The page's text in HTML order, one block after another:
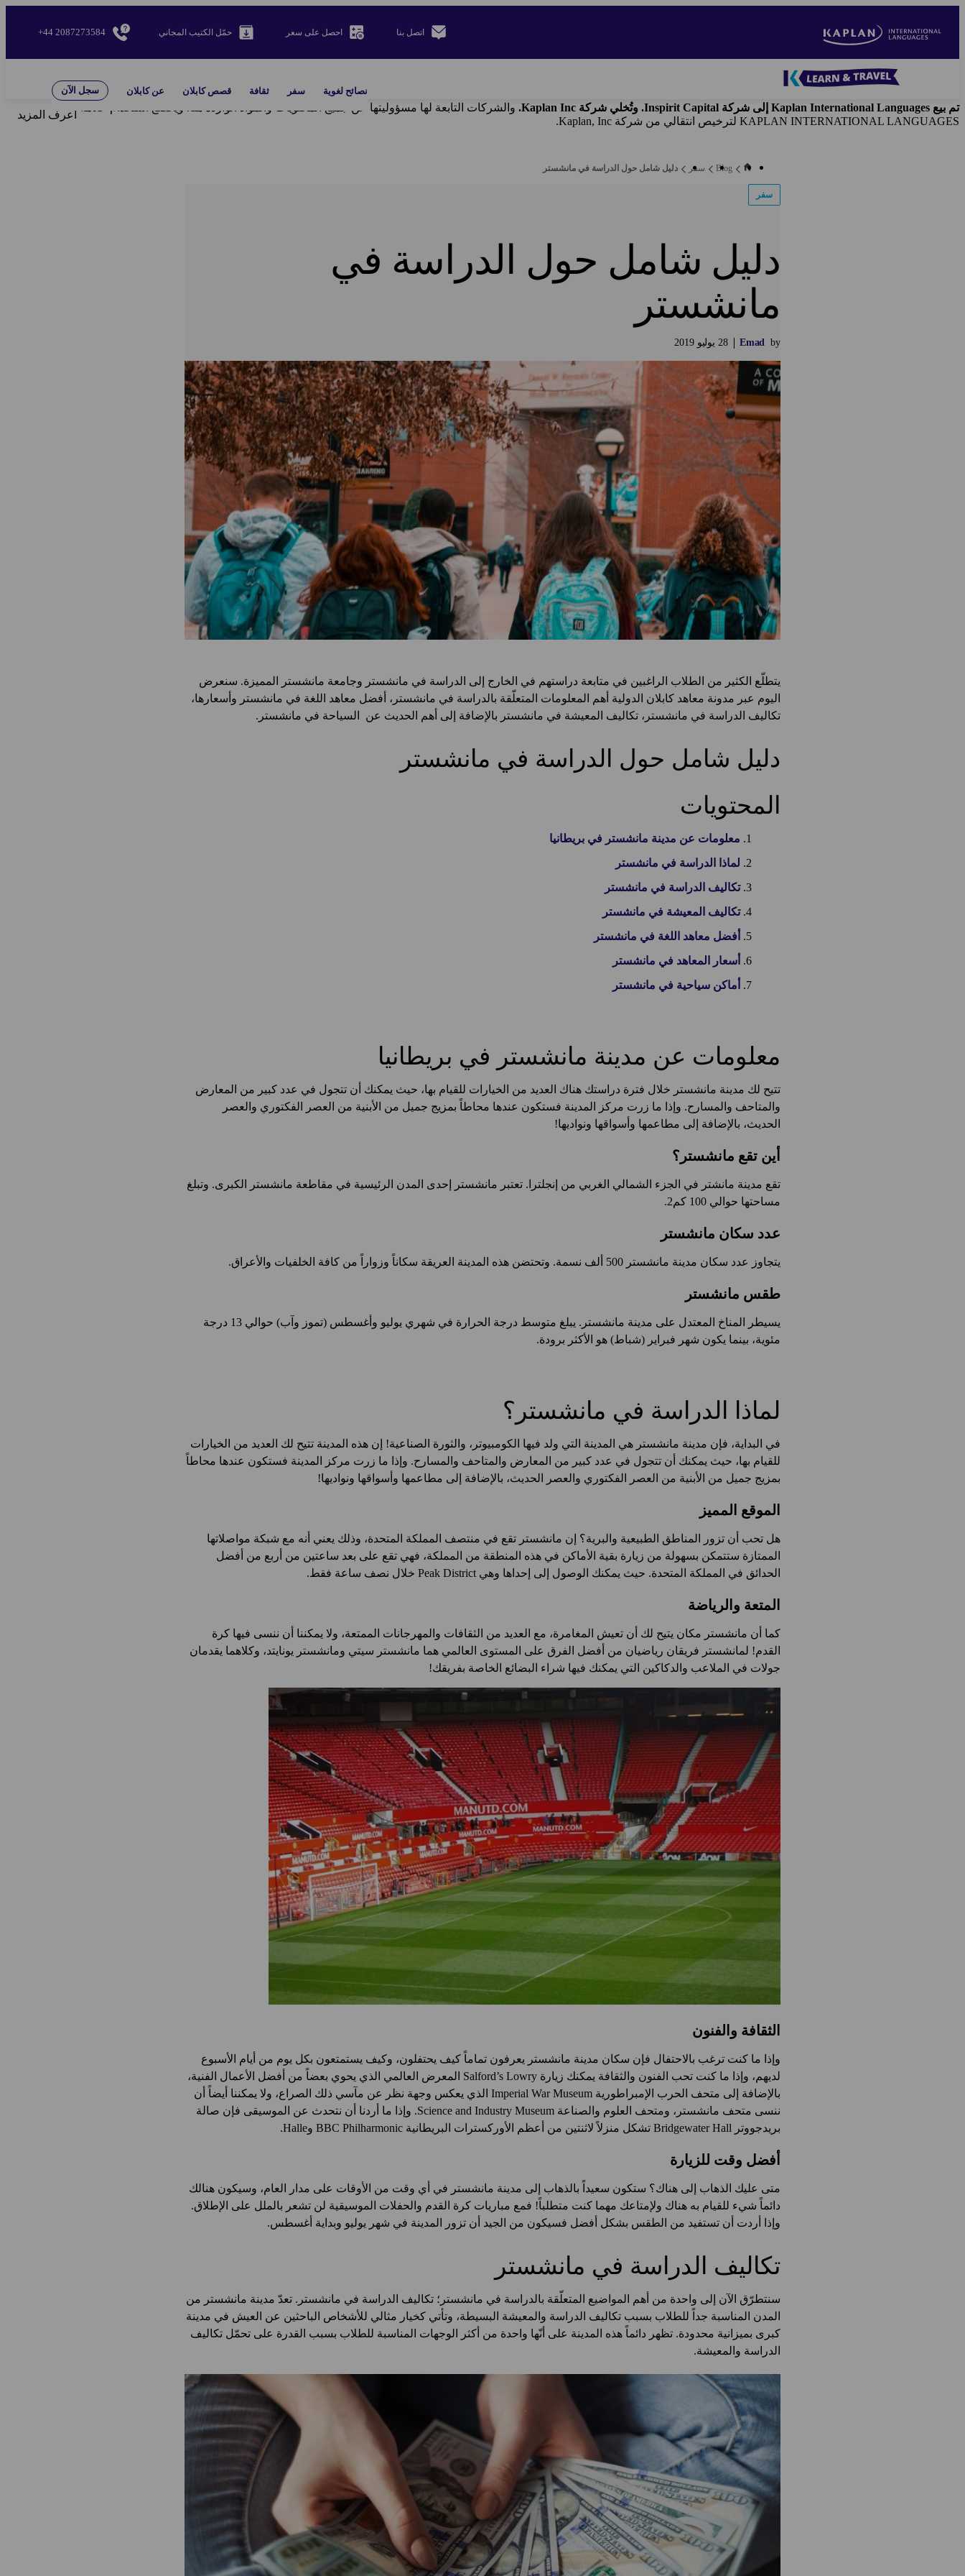
main
اتصل بنا احصل على سعر حمّل الكتيب المجاني +44 2087273584
Blog
Main
navigation
نصائح لغوية سفر ثقافة قصص كابلان عن كابلان سجل الآن
تم بيع Kaplan International Languages إلى شركة Inspirit Capital. وتُخلي شركة Kaplan Inc.
والشركات التابعة لها مسؤوليتها عن جميع المحتويات والمواد الواردة هنا. ويخضع استخدام علامة
KAPLAN INTERNATIONAL LANGUAGES لترخيص انتقالي من شركة Kaplan, Inc.
اعرف المزيد
Blog سفر دليل شامل حول الدراسة في مانشستر
سفر
دليل شامل حول الدراسة في
مانشستر
by
Emad
28 يوليو 2019
يتطلّع الكثير من الطلاب الراغبين في متابعة دراستهم في الخارج إلى الدراسة في مانشستر وجامعة مانشستر المميزة. سنعرض
اليوم عبر مدونة معاهد كابلان الدولية أهم المعلومات المتعلّقة بالدراسة في مانشستر، أفضل معاهد اللغة في مانشستر وأسعارها،
تكاليف الدراسة في مانشستر، تكاليف المعيشة في مانشستر بالإضافة إلى أهم الحديث عن السياحة في مانشستر.
دليل شامل حول الدراسة في مانشستر
المحتويات
معلومات عن مدينة مانشستر في بريطانيا
لماذا الدراسة في مانشستر
تكاليف الدراسة في مانشستر
تكاليف المعيشة في مانشستر
أفضل معاهد اللغة في مانشستر
أسعار المعاهد في مانشستر
أماكن سياحية في مانشستر
معلومات عن مدينة مانشستر في بريطانيا
تتيح لك مدينة مانشستر خلال فترة دراستك هناك العديد من الخيارات للقيام بها، حيث يمكنك أن تتجول في عدد كبير من المعارض
والمتاحف والمسارح. وإذا ما زرت مركز المدينة فستكون عندها محاطاً بمزيج جميل من الأبنية من العصر الفكتوري والعصر
الحديث، بالإضافة إلى مطاعمها وأسواقها ونواديها!
أين تقع مانشستر؟
تقع مدينة مانشتر في الجزء الشمالي الغربي من إنجلترا. تعتبر مانشستر إحدى المدن الرئيسية في مقاطعة مانشستر الكبرى. وتبلغ
مساحتها حوالي 100 كم2.
عدد سكان مانشستر
يتجاوز عدد سكان مدينة مانشستر 500 ألف نسمة. وتحتضن هذه المدينة العريقة سكاناً وزواراً من كافة الخلفيات والأعراق.
طقس مانشستر
يسيطر المناخ المعتدل على مدينة مانشستر. يبلغ متوسط درجة الحرارة في شهري يوليو وأغسطس (تموز وآب) حوالي 13 درجة
مئوية، بينما يكون شهر فبراير (شباط) هو الأكثر برودة.
لماذا الدراسة في مانشستر؟
في البداية، فإن مدينة مانشستر هي المدينة التي ولد فيها الكومبيوتر، والثورة الصناعية! إن هذه المدينة تتيح لك العديد من الخيارات
للقيام بها، حيث يمكنك أن تتجول في عدد كبير من المعارض والمتاحف والمسارح. وإذا ما زرت مركز المدينة فستكون عندها محاطاً
بمزيج جميل من الأبنية من العصر الفكتوري والعصر الحديث، بالإضافة إلى مطاعمها وأسواقها ونواديها!
الموقع المميز
هل تحب أن تزور المناطق الطبيعية والبرية؟ إن مانشستر تقع في منتصف المملكة المتحدة، وذلك يعني أنه مع شبكة مواصلاتها
الممتازة ستتمكن بسهولة من زيارة بقية الأماكن في هذه المنطقة من المملكة، فهي تقع على بعد ساعتين من أربع من أفضل
الحدائق في المملكة المتحدة. حيث يمكنك الوصول إلى إحداها وهي Peak District خلال نصف ساعة فقط.
المتعة والرياضة
كما أن مانشستر مكان يتيح لك أن تعيش المغامرة، مع العديد من الثقافات والمهرجانات الممتعة، ولا يمكننا أن ننسى فيها كرة
القدم! لمانشستر فريقان رياضيان من أفضل الفرق على المستوى العالمي هما مانشستر سيتي ومانشستر يونايتد، وكلاهما يقدمان
جولات في الملاعب والدكاكين التي يمكنك فيها شراء البضائع الخاصة بفريقك!
الثقافة والفنون
وإذا ما كنت ترغب بالاحتفال فإن سكان مدينة مانشستر يعرفون تماماً كيف يحتفلون، وكيف يستمتعون بكل يوم من أيام الأسبوع
لديهم، وإذا ما كنت تحب الفنون والثقافة يمكنك زيارة Salford’s Lowry المعرض العالمي الذي يحوي بعضاً من أفضل الأعمال الفنية،
بالإضافة إلى متحف الحرب الإمبراطورية Imperial War Museum الذي يعكس وجهة نظر عن مآسي ذلك الصراع، ولا يمكننا أيضاً أن
ننسى متحف مانشستر، ومتحف العلوم والصناعة Science and Industry Museum. وإذا ما أردنا أن نتحدث عن الموسيقى فإن صالة
بريدجووتر Bridgewater Hall تشكل منزلاً لاثنتين من أعظم الأوركسترات البريطانية BBC Philharmonic وHalle.
أفضل وقت للزيارة
متى عليك الذهاب إلى هناك؟ ستكون سعيداً بالذهاب إلى مدينة مانشستر في أي وقت من الأوقات على مدار العام، وسيكون هنالك
دائماً شيء للقيام به هناك ولإمتاعك مهما كنت متطلباً! فمع مباريات كرة القدم والحفلات الموسيقية لن تشعر بالملل على الإطلاق.
وإذا أردت أن تستفيد من الطقس بشكل أفضل فسيكون من الجيد أن تزور المدينة في شهر يوليو وبداية أغسطس.
تكاليف الدراسة في مانشستر
سنتطرّق الآن إلى واحدة من أهم المواضيع المتعلّقة بالدراسة في مانشستر؛ تكاليف الدراسة في مانشستر. تعدّ مدينة مانشستر من
المدن المناسبة جداً للطلاب بسبب تكاليف الدراسة والمعيشة البسيطة، وتأتي كخيار مثالي للأشخاص الباحثين عن العيش في مدينة
كبرى بميزانية محدودة. تظهر دائماً هذه المدينة على أنّها واحدة من أكثر الوجهات المناسبة للطلاب بسبب القدرة على تحمّل تكاليف
الدراسة والمعيشة.